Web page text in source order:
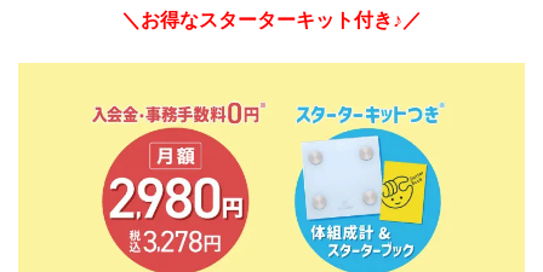
＼お得なスターターキット付き♪／